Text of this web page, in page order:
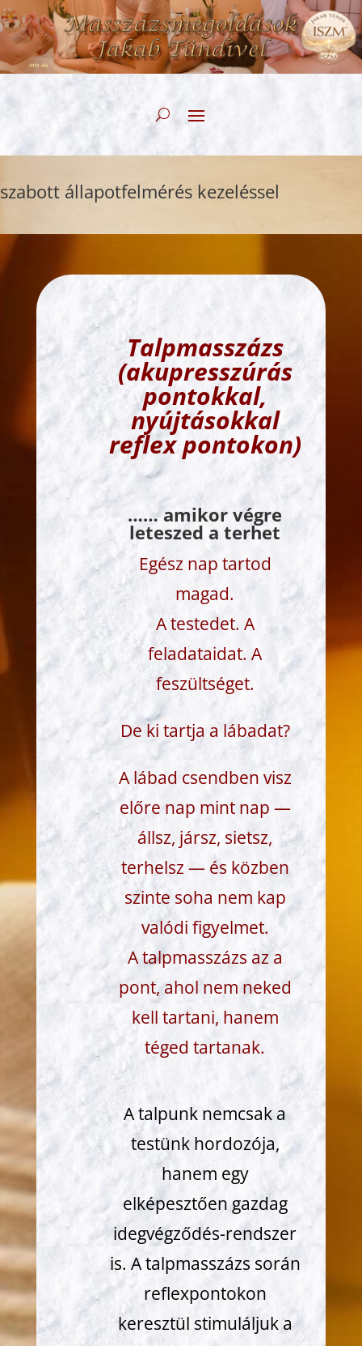
kezeléssel
Talpmasszázs
(akupresszúrás
pontokkal,
nyújtásokkal
reflex pontokon)
…… amikor végre
leteszed a terhet
Egész nap tartod
magad.
A testedet. A
feladataidat. A
feszültséget.
De ki tartja a lábadat?
A lábad csendben visz
előre nap mint nap —
állsz, jársz, sietsz,
terhelsz — és közben
szinte soha nem kap
valódi figyelmet.
A talpmasszázs az a
pont, ahol nem neked
kell tartani, hanem
téged tartanak.
A talpunk nemcsak a
testünk hordozója,
hanem egy
elképesztően gazdag
idegvégződés-rendszer
is. A talpmasszázs során
reflexpontokon
keresztül stimuláljuk a